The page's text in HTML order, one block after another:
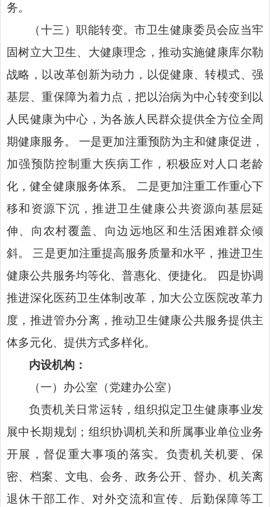
务。
（十三）职能转变。市卫生健康委员会应当牢
固树立大卫生、大健康理念，推动实施健康库尔勒
战略，以改革创新为动力，以促健康、转模式、强
基层、重保障为着力点，把以治病为中心转变到以
人民健康为中心，为各族人民群众提供全方位全周
期健康服务。 一是更加注重预防为主和健康促进，
加强预防控制重大疾病工作，积极应对人口老龄
化，健全健康服务体系。 二是更加注重工作重心下
移和资源下沉，推进卫生健康公共资源向基层延
伸、向农村覆盖、向边远地区和生活困难群众倾
斜。 三是更加注重提高服务质量和水平，推进卫生
健康公共服务均等化、普惠化、便捷化。 四是协调
推进深化医药卫生体制改革，加大公立医院改革力
度，推进管办分离，推动卫生健康公共服务提供主
体多元化、提供方式多样化。
内设机构：
（一）办公室（党建办公室）
负责机关日常运转，组织拟定卫生健康事业发
展中长期规划；组织协调机关和所属事业单位业务
开展，督促重大事项的落实。负责机关机要、保
密、档案、文电、会务、政务公开、督办、机关离
退休干部工作、对外交流和宣传、后勤保障等工